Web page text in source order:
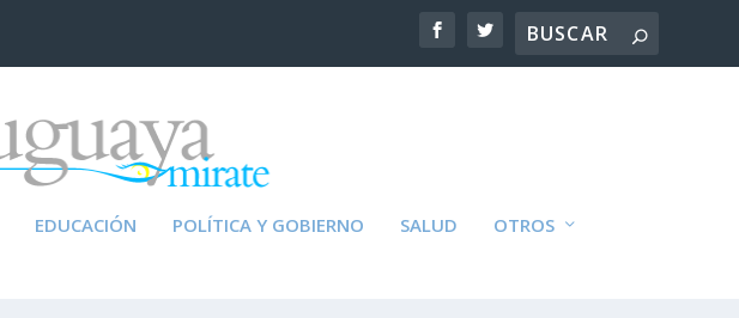
EDUCACIÓN POLÍTICA Y GOBIERNO SALUD OTROS